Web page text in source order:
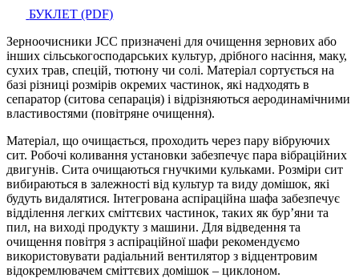
БУКЛЕТ (PDF)
Зерноочисники JCC призначені для очищення зернових або
інших сільськогосподарських культур, дрібного насіння, маку,
сухих трав, спецій, тютюну чи солі. Матеріал сортується на
базі різниці розмірів окремих частинок, які надходять в
сепаратор (ситова сепарація) і відрізняються аеродинамічними
властивостями (повітряне очищення).
Матеріал, що очищається, проходить через пару вібруючих
сит. Робочі коливання установки забезпечує пара вібраційних
двигунів. Сита очищаються гнучкими кульками. Розміри сит
вибираються в залежності від культур та виду домішок, які
будуть видалятися. Інтегрована аспіраційна шафа забезпечує
відділення легких сміттєвих частинок, таких як бур’яни та
пил, на виході продукту з машини. Для відведення та
очищення повітря з аспіраційної шафи рекомендуємо
використовувати радіальний вентилятор з відцентровим
відокремлювачем сміттєвих домішок – циклоном.